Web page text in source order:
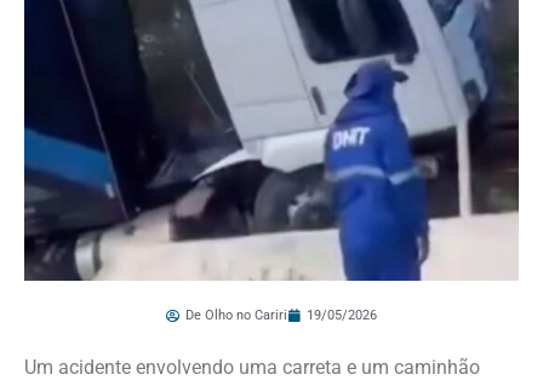
De Olho no Cariri 19/05/2026
Um acidente envolvendo uma carreta e um caminhão